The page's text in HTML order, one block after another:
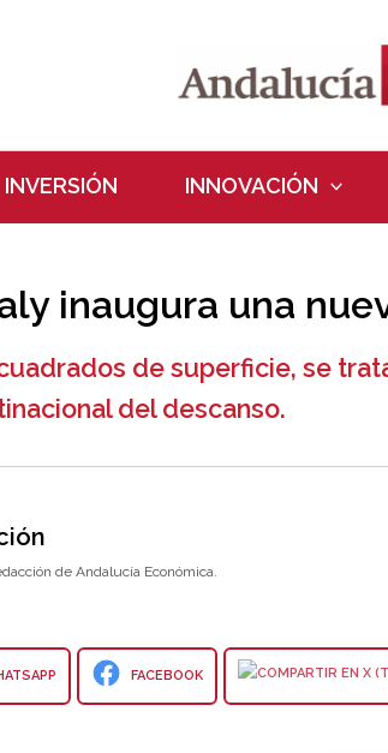
INVERSIÓN INNOVACIÓN
inaugura una
de superficie, se
del descanso.
de Andalucía Económica.
FACEBOOK